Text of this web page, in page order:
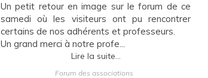
Un petit retour en image sur le forum de ce
samedi où les visiteurs ont pu rencontrer
certains de nos adhérents et professeurs.
Un grand merci à notre profe...
Lire la suite...
Forum des associations